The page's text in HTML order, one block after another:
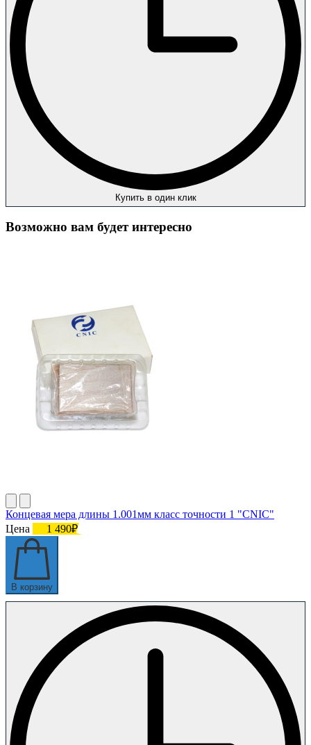
Купить в один клик
Возможно вам будет интересно
Концевая мера длины 1.001мм класс точности 1 "CNIC"
Цена
1 490₽
В корзину